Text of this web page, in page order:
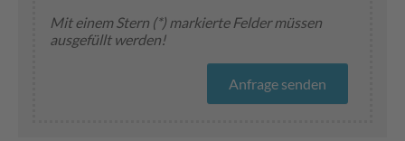
Mit einem Stern (*) markierte Felder müssen
ausgefüllt werden!